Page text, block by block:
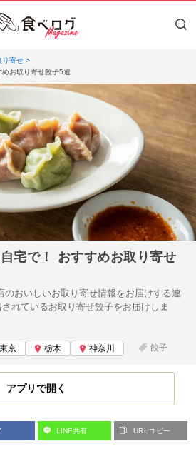
り寄せ
お取り寄せ餃子5選
宅で！ おすすめお取り寄せ
のおいしいお取り寄せ情報をお届けする連
れているお取り寄せ餃子をお届けしま
東京 栃木 神奈川 餃子
アプリで開く
LINE共有 URLコピー